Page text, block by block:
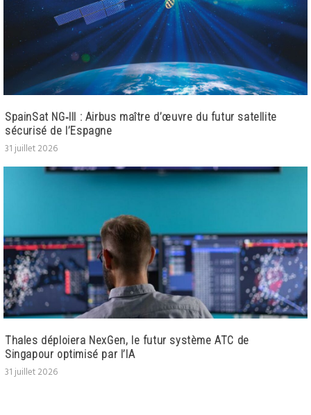
SpainSat NG‑III : Airbus maître d’œuvre du futur satellite
sécurisé de l’Espagne
31 juillet 2026
Thales déploiera NexGen, le futur système ATC de
Singapour optimisé par l’IA
31 juillet 2026